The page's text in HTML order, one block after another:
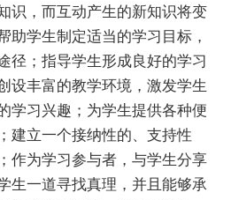
识，而互动产生的新知识将变
助学生制定适当的学习目标，
径；指导学生形成良好的学习
设丰富的教学环境，激发学生
学习兴趣；为学生提供各种便
建立一个接纳性的、支持性
作为学习参与者，与学生分享
生一道寻找真理，并且能够承